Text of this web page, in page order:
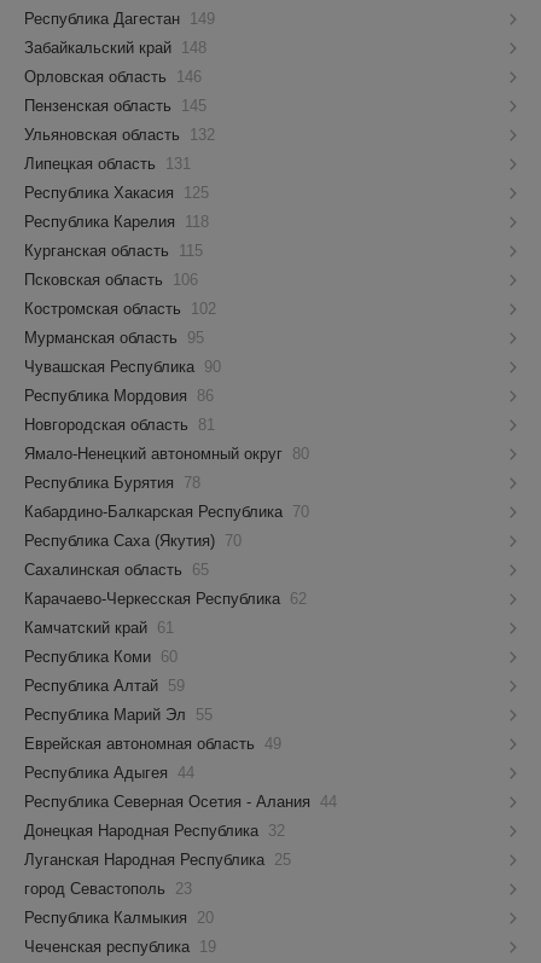
Республика Дагестан 149
Забайкальский край 148
Орловская область
146
Пензенская область
145
Ульяновская область
132
Липецкая область
131
Республика Хакасия
125
Республика Карелия
118
Курганская область
115
Псковская область
106
Костромская область
102
Мурманская область
95
Чувашская Республика 90
Республика Мордовия
86
Новгородская область
81
Ямало-Ненецкий автономный округ 80
Республика Бурятия
78
Кабардино-Балкарская Республика 70
Республика Саха (Якутия) 70
Сахалинская область
65
Карачаево-Черкесская Республика 62
Камчатский край 61
Республика Коми 60
Республика Алтай 59
Республика Марий Эл
55
Еврейская автономная область 49
Республика Адыгея 44
Республика Северная Осетия - Алания 44
Донецкая Народная Республика 32
Луганская Народная Республика 25
город Севастополь
23
Республика Калмыкия
20
Чеченская республика 19